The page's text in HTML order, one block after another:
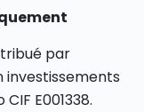
par
investissements
E001338.